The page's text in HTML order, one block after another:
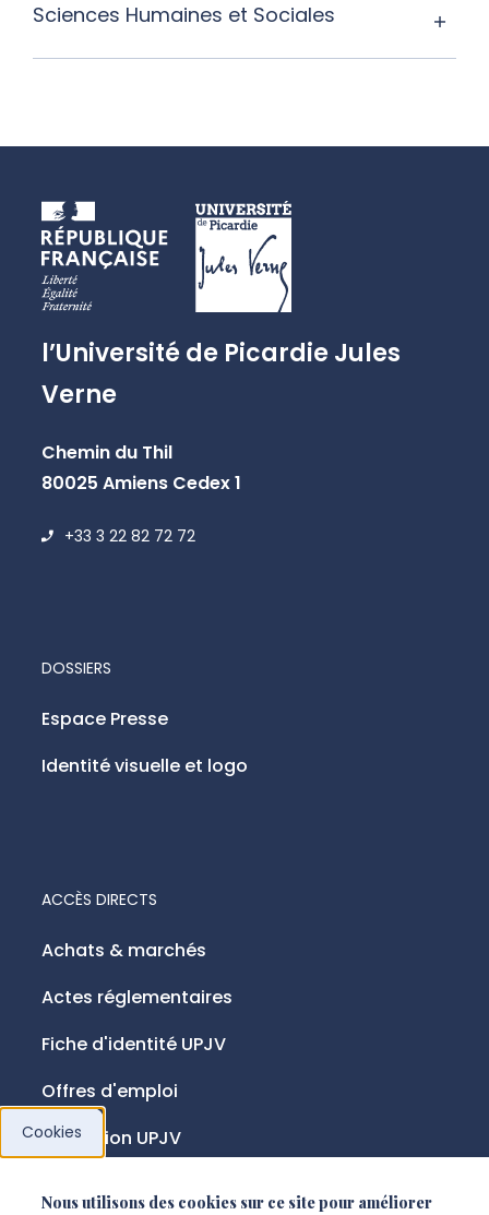
Sciences Humaines et Sociales
l’Université de Picardie Jules
Verne
Chemin du Thil
80025 Amiens Cedex 1
+33 3 22 82 72 72
ACCÈS DIRECTS
Achats & marchés
Actes réglementaires
Fiche d'identité UPJV
Offres d'emploi
Fondation UPJV
DOSSIERS
Espace Presse
Identité visuelle et logo
Cookies
Nous utilisons des cookies sur ce site pour améliorer